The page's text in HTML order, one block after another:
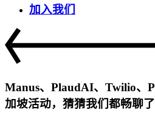
加入我们
Manus、PlaudAI、Twilio、
加坡活动，猜猜我们都畅聊了